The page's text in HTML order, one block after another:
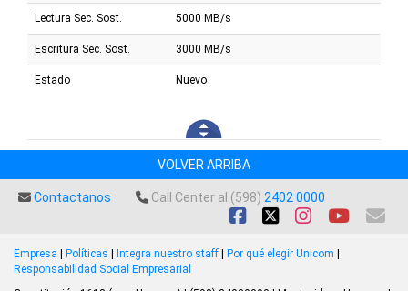
Lectura Sec. Sost. 5000 MB/s
Escritura Sec. Sost. 3000 MB/s
Estado Nuevo
VOLVER ARRIBA
Contactanos Call Center al (598) 2402 0000
Empresa Políticas Integra nuestro staff Por qué elegir Unicom
Responsabilidad Social Empresarial